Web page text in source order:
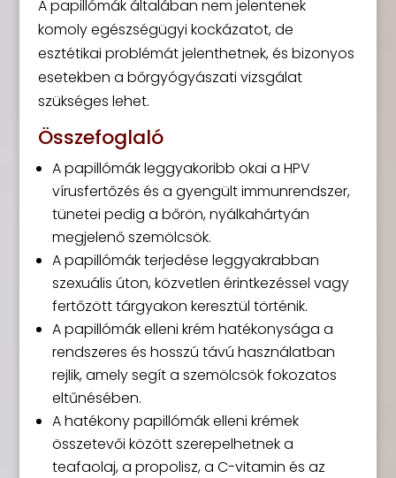
A papillómák általában nem jelentenek
komoly egészségügyi kockázatot, de
esztétikai problémát jelenthetnek, és bizonyos
esetekben a bőrgyógyászati vizsgálat
szükséges lehet.
Összefoglaló
A papillómák leggyakoribb okai a HPV
vírusfertőzés és a gyengült immunrendszer,
tünetei pedig a bőrön, nyálkahártyán
megjelenő szemölcsök.
A papillómák terjedése leggyakrabban
szexuális úton, közvetlen érintkezéssel vagy
fertőzött tárgyakon keresztül történik.
A papillómák elleni krém hatékonysága a
rendszeres és hosszú távú használatban
rejlik, amely segít a szemölcsök fokozatos
eltűnésében.
A hatékony papillómák elleni krémek
összetevői között szerepelhetnek a
teafaolaj, a propolisz, a C-vitamin és az